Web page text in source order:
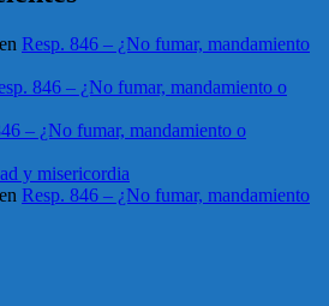
en Resp. 846 – ¿No fumar, mandamiento
846 – ¿No fumar, mandamiento o
– ¿No fumar, mandamiento o
y misericordia
en Resp. 846 – ¿No fumar, mandamiento